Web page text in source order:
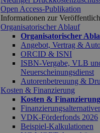
Open Access-Publikation
Informationen zur
Organisatorischer Ablauf
Organisatorischer
Angebot, Vertrag &
ORCID & ISNI
ISBN-Vergabe, VLB
Neuerscheinungsdienst
Autorenbetreuung &
Kosten & Finanzierung
Kosten & Finanzierung
VDK-Förderfonds 2026
Beispiel-Kalkulationen